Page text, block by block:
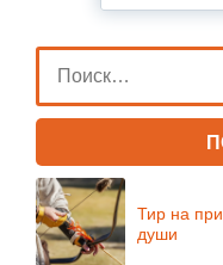
Тир на
души